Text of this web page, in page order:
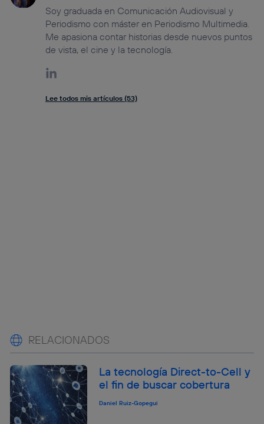
Soy graduada en Comunicación Audiovisual y
Periodismo con máster en Periodismo Multimedia.
Me apasiona contar historias desde nuevos puntos
de vista, el cine y la tecnología.
Lee todos mis artículos (53)
RELACIONADOS
La tecnología Direct-to-Cell y
el fin de buscar cobertura
Daniel Ruiz-Gopegui